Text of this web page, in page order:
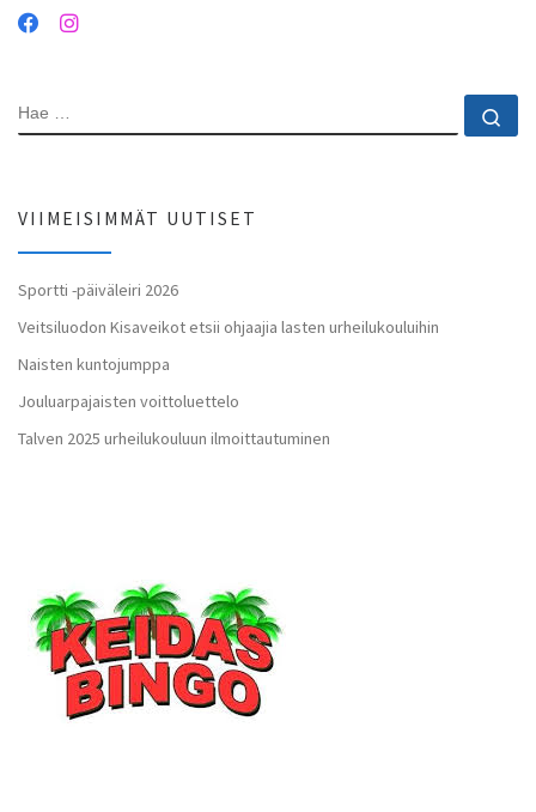
HAE
VIIMEISIMMÄT UUTISET
Sportti -päiväleiri 2026
Veitsiluodon Kisaveikot etsii ohjaajia lasten urheilukouluihin
Naisten kuntojumppa
Jouluarpajaisten voittoluettelo
Talven 2025 urheilukouluun ilmoittautuminen